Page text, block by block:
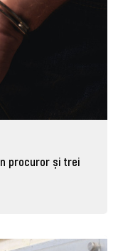
procuror și trei